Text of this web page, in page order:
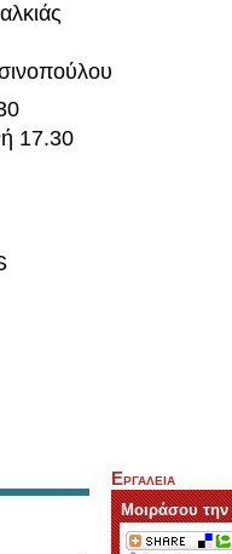
17.30
Εργαλεια
Μοιράσου